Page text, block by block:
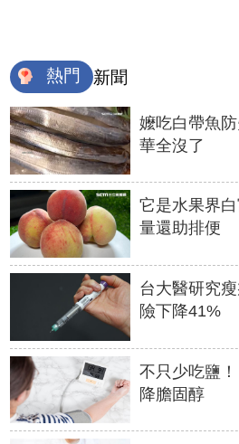
熱門 新聞
嬤吃白帶魚
華全沒了
它是水果界
量還助排便
台大醫研究
險下降41%
不只少吃鹽！
降膽固醇